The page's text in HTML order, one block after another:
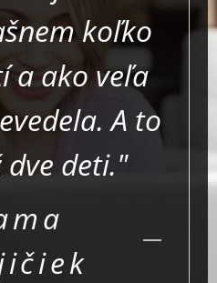
koľko
a ako veľa
A to
deti."